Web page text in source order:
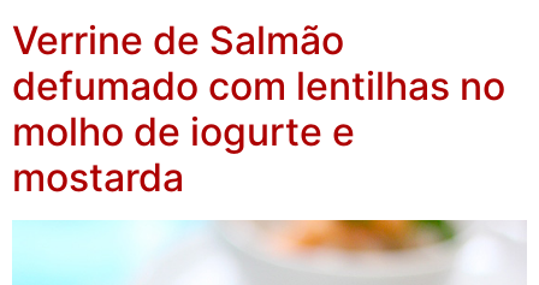
Verrine de Salmão
defumado com lentilhas no
molho de iogurte e
mostarda